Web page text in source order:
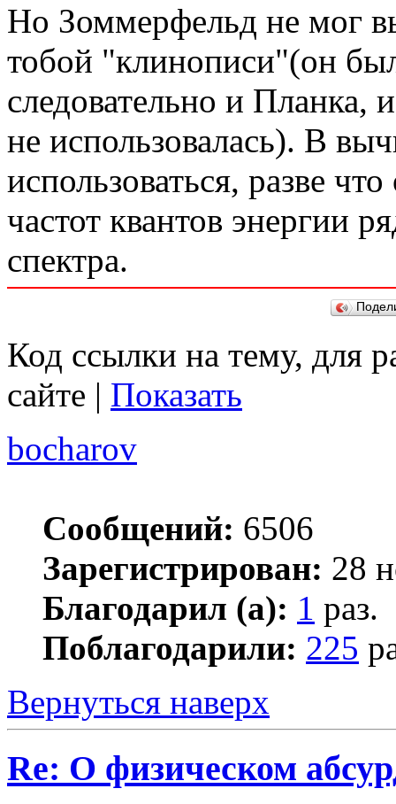
Но Зоммерфельд не мог
тобой "клинописи"(он
следовательно и Планка,
не использовалась). В
использоваться, разве
частот квантов энергии
спектра.
Код ссылки на тему, для
сайте | Показать
bocharov
Сообщений: 6506
Зарегистрирован: 28
Благодарил (а): 1 раз.
Поблагодарили: 225
Вернуться наверх
Re: О физическом